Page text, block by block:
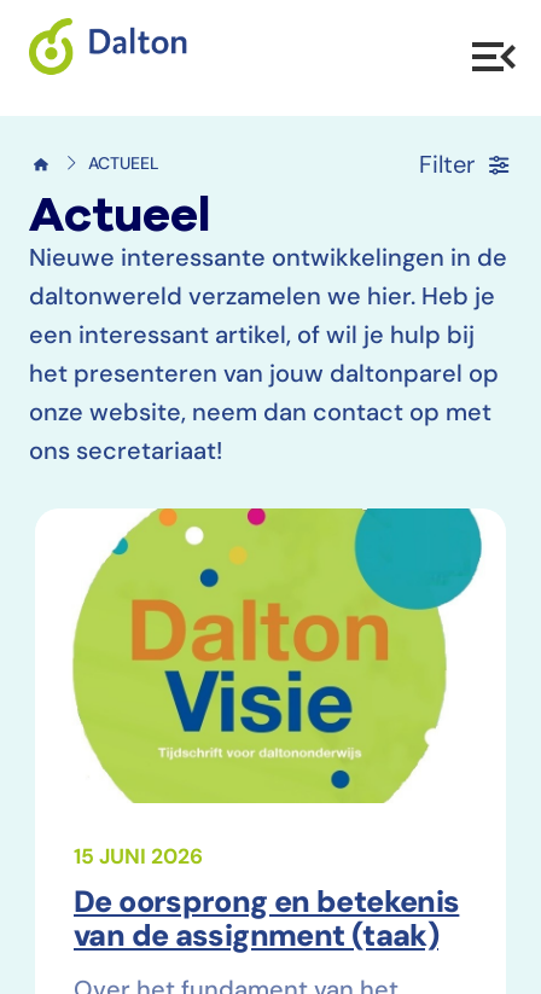
ACTUEEL Filter
Actueel
Nieuwe interessante ontwikkelingen in de
daltonwereld verzamelen we hier. Heb je
een interessant artikel, of wil je hulp bij
het presenteren van jouw daltonparel op
onze website, neem dan contact op met
ons secretariaat!
De oorsprong en betekenis
van de assignment (taak)
15 JUNI 2026